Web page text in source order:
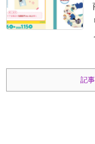
記